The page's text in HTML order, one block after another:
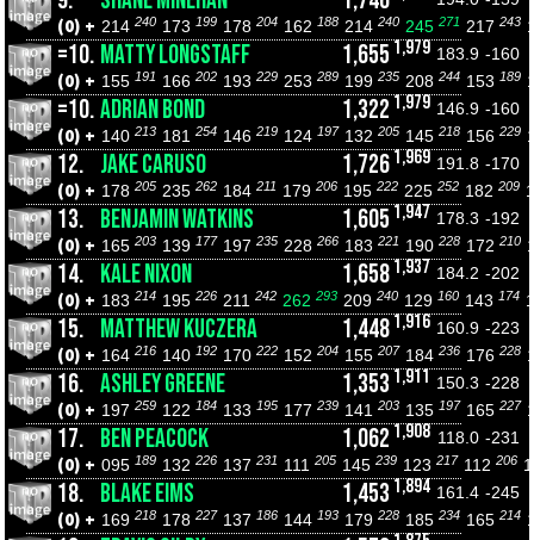
(0) + 214 240 173 199 178 204 162 188 214 240 245 271 217 243
=10. MATTY LONGSTAFF 1,655 1,979 183.9 -160
(0) + 155 191 166 202 193 229 253 289 199 235 208 244 153 189
=10.ADRIAN BOND 1,322 1,979 146.9 -160
(0) + 140 213 181 254 146 219 124 197 132 205 145 218 156 229
12. JAKE CARUSO 1,7261,969 191.8 -170
(0) + 178 205 235 262 184 211 179 206 195 222 225 252 182 209
13. BENJAMIN WATKINS 1,605 1,947 178.3 -192
(0) + 165 203 139 177 197 235 228 266 183 221 190 228 172 210
14. KALE NIXON 1,6581,937 184.2 -202
(0) + 183 214 195 226 211 242 262 293 209 240 129 160 143 174
15. MATTHEW KUCZERA 1,4481,916 160.9 -223
(0) + 164 216 140 192 170 222 152 204 155 207 184 236 176 228
16. ASHLEY GREENE 1,353 1,911 150.3 -228
(0) + 197 259 122 184 133 195 177 239 141 203 135 197 165 227
17. BEN PEACOCK 1,062 1,908 118.0 -231
(0) + 095 189 132 226 137 231 111 205 145 239 123 217 112 206
18. BLAKE EIMS 1,453 1,894 161.4 -245
(0) + 169 218 178 227 137 186 144 193 179 228 185 234 165 214